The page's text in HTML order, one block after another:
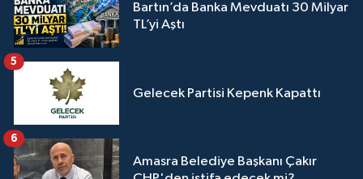
Bartın’da Banka Mevduatı 30 Milyar
TL’yi Aştı
Gelecek Partisi Kepenk Kapattı
5
Amasra Belediye Başkanı Çakır
6